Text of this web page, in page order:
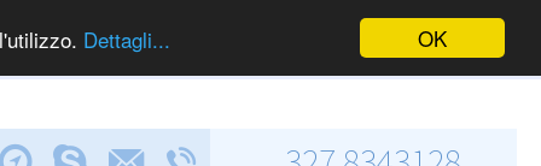
OK
Dettagli...
Via Calabresi, 5